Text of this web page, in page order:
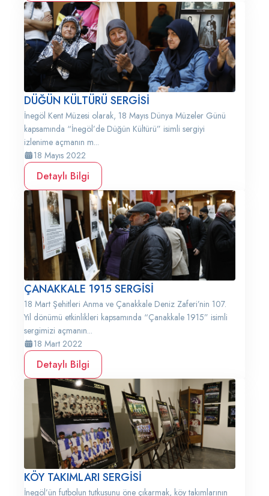
DÜĞÜN KÜLTÜRÜ SERGİSİ
İnegöl Kent Müzesi olarak, 18 Mayıs Dünya Müzeler Günü
kapsamında “İnegöl’de Düğün Kültürü” isimli sergiyi
izlenime açmanın m...
18 Mayıs 2022
Detaylı Bilgi
ÇANAKKALE 1915 SERGİSİ
18 Mart Şehitleri Anma ve Çanakkale Deniz Zaferi’nin 107.
Yıl dönümü etkinlikleri kapsamında “Çanakkale 1915” isimli
sergimizi açmanın...
18 Mart 2022
Detaylı Bilgi
KÖY TAKIMLARI SERGİSİ
İnegöl’ün futbolun tutkusunu öne çıkarmak, köy takımlarının